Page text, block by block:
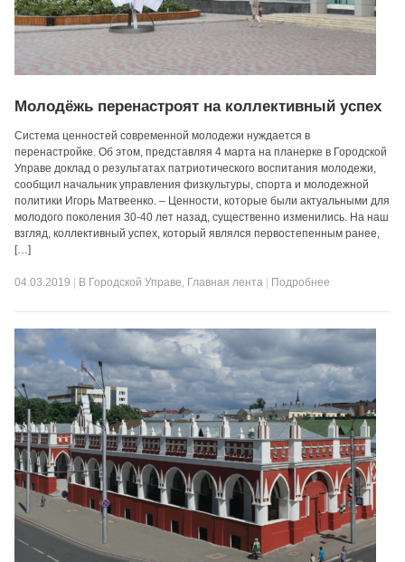
Молодёжь перенастроят на коллективный успех
Система ценностей современной молодежи нуждается в
перенастройке. Об этом, представляя 4 марта на планерке в Городской
Управе доклад о результатах патриотического воспитания молодежи,
сообщил начальник управления физкультуры, спорта и молодежной
политики Игорь Матвеенко. – Ценности, которые были актуальными для
молодого поколения 30-40 лет назад, существенно изменились. На наш
взгляд, коллективный успех, который являлся первостепенным ранее,
[…]
04.03.2019 В Городской Управе, Главная лента Подробнее